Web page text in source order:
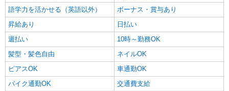
語学力を活かせる（英語以外）
ボーナス・賞与あり
昇給あり
日払い
週払い
10時～勤務OK
髪型・髪色自由
ネイルOK
ピアスOK
車通勤OK
バイク通勤OK
交通費支給